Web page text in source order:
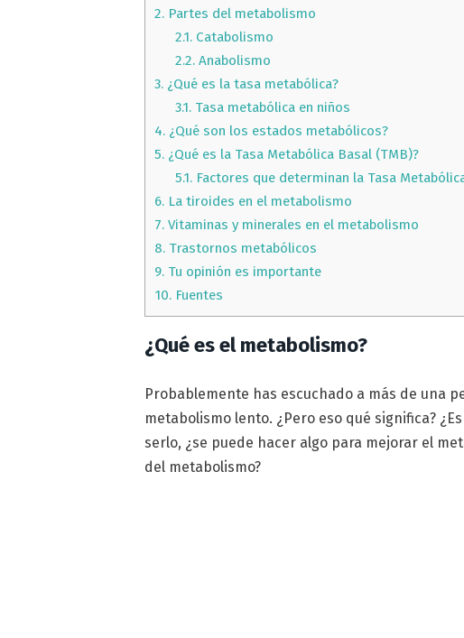
2. Partes del metabolismo
2.1. Catabolismo
2.2. Anabolismo
3. ¿Qué es la tasa metabólica?
3.1. Tasa metabólica en niños
4. ¿Qué son los estados metabólicos?
5. ¿Qué es la Tasa Metabólica Basal (TMB)?
5.1. Factores que determinan la Tasa
6. La tiroides en el metabolismo
7. Vitaminas y minerales en el metabolismo
8. Trastornos metabólicos
9. Tu opinión es importante
10. Fuentes
¿Qué es el metabolismo?
Probablemente has escuchado a más de una
metabolismo lento. ¿Pero eso qué significa?
serlo, ¿se puede hacer algo para mejorar el
del metabolismo?